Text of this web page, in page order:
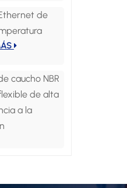
de
caucho NBR
de alta
a la